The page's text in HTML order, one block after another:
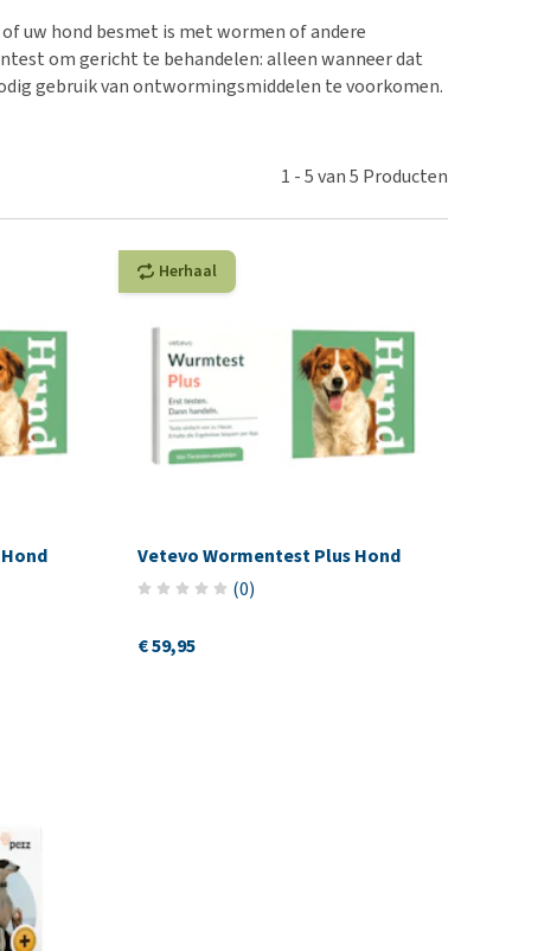
Ouderdom en dementie
Overgewicht en conditie
uw hond besmet is met wormen of andere
om gericht te behandelen: alleen wanneer dat
gebruik van ontwormingsmiddelen te voorkomen.
1 -5van5 Producten
Herhaal
Vetevo Wormentest Plus Hond
(0)
€ 59,95